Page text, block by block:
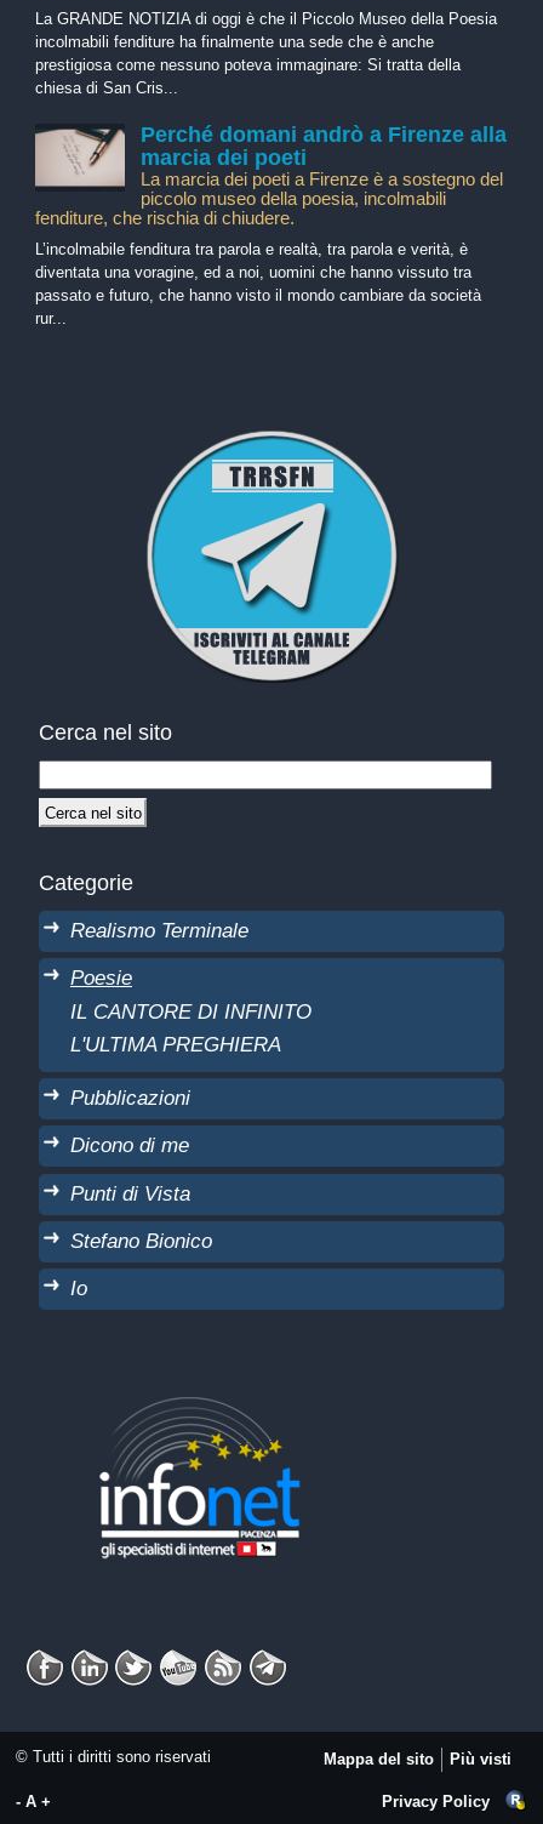
La GRANDE NOTIZIA di oggi è che il Piccolo Museo della Poesia
incolmabili fenditure ha finalmente una sede che è anche
prestigiosa come nessuno poteva immaginare: Si tratta della
chiesa di San Cris...
Perché domani andrò a Firenze alla
marcia dei poeti
La marcia dei poeti a Firenze è a sostegno del
piccolo museo della poesia, incolmabili
fenditure, che rischia di chiudere.
L’incolmabile fenditura tra parola e realtà, tra parola e verità, è
diventata una voragine, ed a noi, uomini che hanno vissuto tra
passato e futuro, che hanno visto il mondo cambiare da società
rur...
Cerca nel sito
Categorie
Realismo Terminale
Poesie
IL CANTORE DI INFINITO
L'ULTIMA PREGHIERA
Pubblicazioni
Dicono di me
Punti di Vista
Stefano Bionico
Io
© Tutti i diritti sono riservati Mappa del sito Più visti
Privacy Policy
- A +